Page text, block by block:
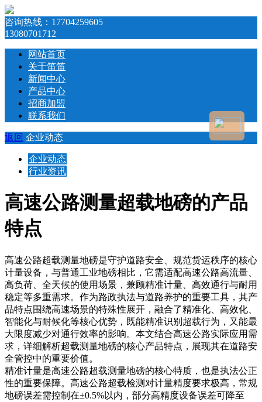
咨询热线： 17704259605
13080701712
网站首页
关于笛笛
新闻中心
产品中心
招商加盟
联系我们
返回 企业动态
企业动态
行业资讯
高速公路测量超载地磅的产品
特点
高速公路超载测量地磅是守护道路安全、规范货运秩序的核心
计量设备，与普通工业地磅相比，它需适配高速公路高流量、
高负荷、全天候的使用场景，兼顾精准计量、高效通行与耐用
稳定等多重需求。作为路政执法与道路养护的重要工具，其产
品特点围绕高速场景的特殊性展开，融合了精准化、高效化、
智能化与耐候化等核心优势，既能精准识别超载行为，又能最
大限度减少对通行效率的影响。本文结合高速公路实际应用需
求，详细解析超载测量地磅的核心产品特点，展现其在道路安
全管控中的重要价值。
精准计量是高速公路超载测量地磅的核心特质，也是执法公正
性的重要保障。高速公路超载检测对计量精度要求极高，常规
地磅误差需控制在±0.5%以内，部分高精度设备误差可降至